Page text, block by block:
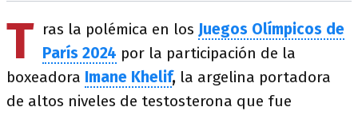
T ras la polémica en los Juegos Olímpicos de
París 2024 por la participación de la
boxeadora Imane Khelif, la argelina portadora
de altos niveles de testosterona que fue